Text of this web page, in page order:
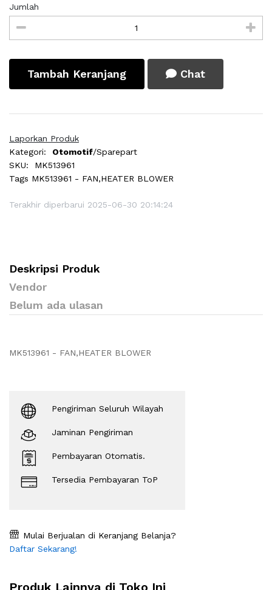
Jumlah
Tambah Keranjang Chat
Laporkan Produk
Kategori:
Otomotif/Sparepart
SKU:
MK513961
Tags MK513961 - FAN,HEATER BLOWER
Terakhir diperbarui 2025-06-30 20:14:24
Deskripsi Produk
Vendor
Belum ada ulasan
MK513961 - FAN,HEATER BLOWER
Pengiriman Seluruh Wilayah
Jaminan Pengiriman
Pembayaran Otomatis.
Tersedia Pembayaran ToP
Mulai Berjualan di Keranjang Belanja?
Daftar Sekarang!